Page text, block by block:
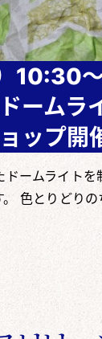
10:30
ームラ
ップ開
ドームライト
色とりどり